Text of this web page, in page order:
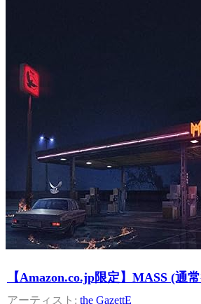
【Amazon.co.jp限定】MASS (通
the GazettE